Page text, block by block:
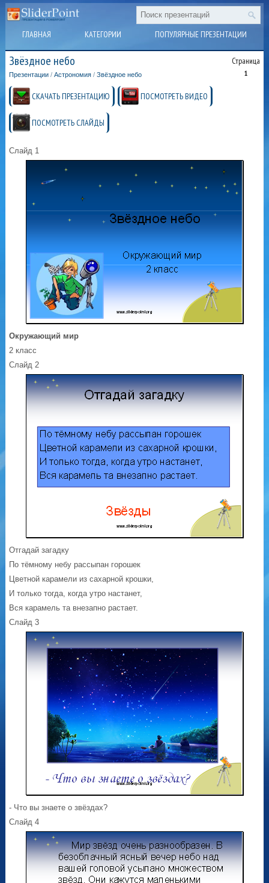
ГЛАВНАЯ КАТЕГОРИИ ПОПУЛЯРНЫЕ ПРЕЗЕНТАЦИИ
Звёздное небо Страница
1
Презентации /Астрономия /Звёздное небо
СКАЧАТЬ ПРЕЗЕНТАЦИЮ ПОСМОТРЕТЬ ВИДЕО
ПОСМОТРЕТЬ СЛАЙДЫ
Слайд 1
Окружающий мир
2 класс
Слайд 2
Отгадай загадку
По тёмному небу рассыпан горошек
Цветной карамели из сахарной крошки,
И только тогда, когда утро настанет,
Вся карамель та внезапно растает.
Слайд 3
- Что вы знаете о звёздах?
Слайд 4